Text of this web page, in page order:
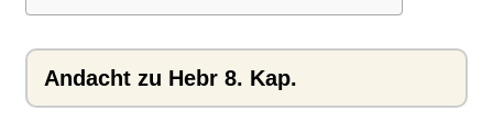
Andacht zu Hebr 8. Kap.